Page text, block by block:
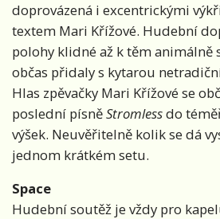
doprovázená i excentrickými
textem Mari Křížové. Hudební
polohy klidné až k těm animálně
občas přidaly s kytarou
Hlas zpěvačky Mari Křížové se
poslední písněStromlessdo
výšek. Neuvěřitelně kolik se dá
jednom krátkém setu.
Space
Hudební soutěž je vždy pro